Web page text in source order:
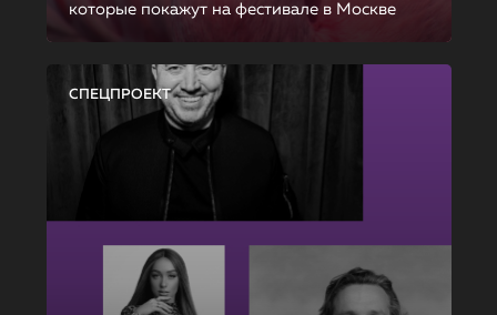
которые покажут на фестивале в Москве
СПЕЦПРОЕКТ